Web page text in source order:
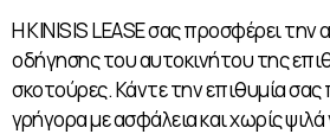
Η KINISIS LEASE σας προσφέρει την
οδήγησης του αυτοκινήτου της
σκοτούρες. Κάντε την επιθυμία
γρήγορα με ασφάλεια και χωρίς